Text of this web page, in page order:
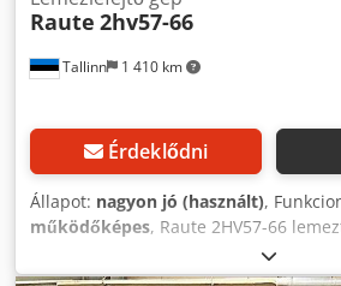
Tallinn 1 410 km
Raute 2hv57-66
Érdeklődni
Állapot: nagyon jó (használt),
működőképes, Raute 2HV57-66
esztergagépsor, rönkközpontosítóval,
lemezvágó ollóval. Műszaki állapot: